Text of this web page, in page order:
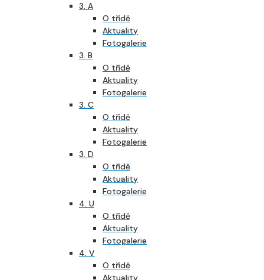
3. A
O třídě
Aktuality
Fotogalerie
3. B
O třídě
Aktuality
Fotogalerie
3. C
O třídě
Aktuality
Fotogalerie
3. D
O třídě
Aktuality
Fotogalerie
4. U
O třídě
Aktuality
Fotogalerie
4. V
O třídě
Aktuality